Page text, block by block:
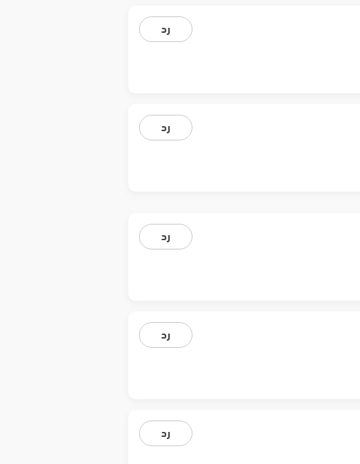
رد
رد
رد
رد
رد